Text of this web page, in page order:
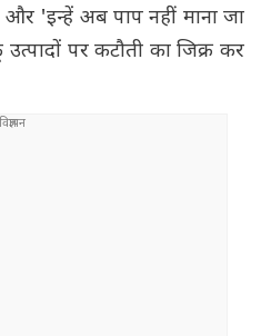
'इन्हें अब पाप नहीं माना जा
पर कटौती का जिक्र कर